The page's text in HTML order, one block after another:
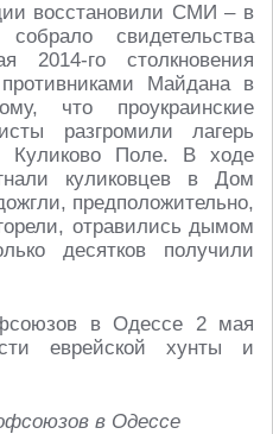
восстановили СМИ – в
свидетельства
2014-го столкновения
Майдана в
что проукраинские
разгромили лагерь
Куликово Поле. В ходе
куликовцев в Дом
предположительно,
отравились дымом
десятков получили
в Одессе